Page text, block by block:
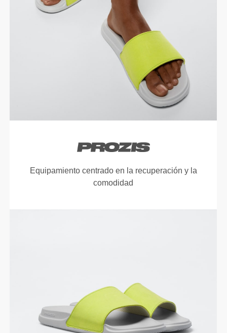
Equipamiento centrado en la recuperación y la
comodidad